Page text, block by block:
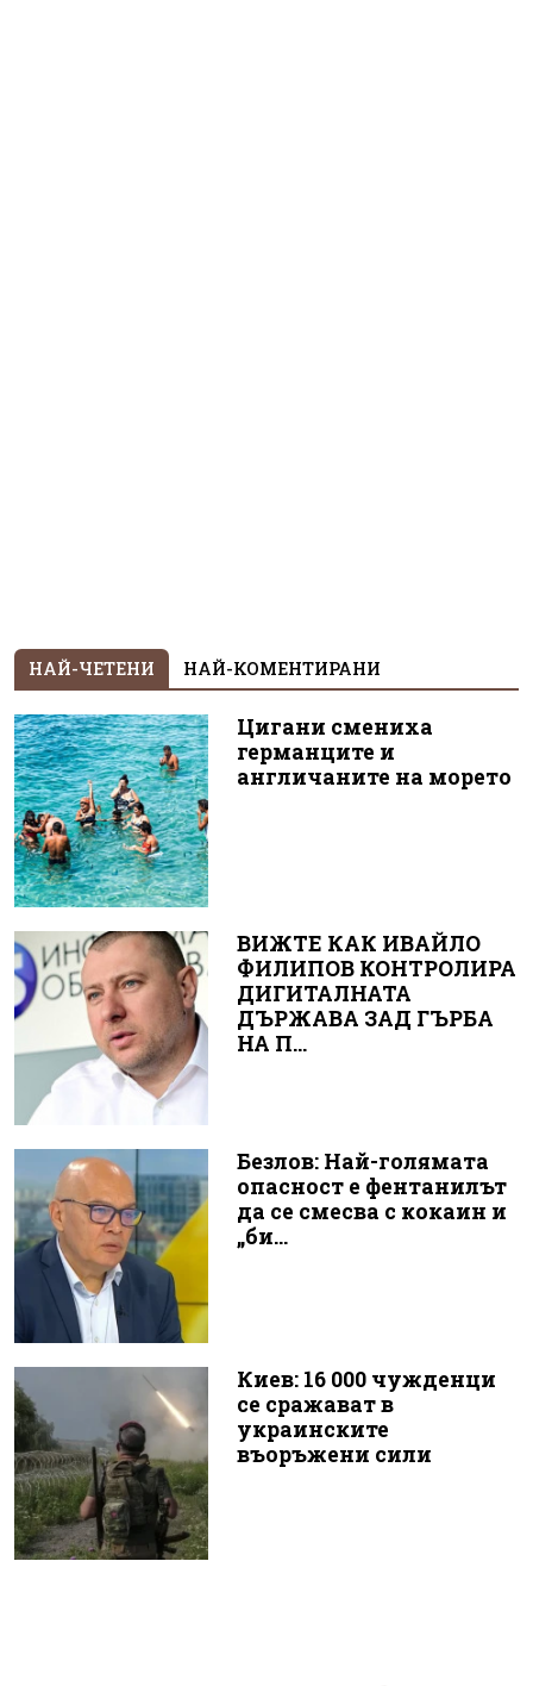
НАЙ-ЧЕТЕНИ НАЙ-КОМЕНТИРАНИ
Цигани смениха
германците и
англичаните на морето
ВИЖТЕ КАК ИВАЙЛО
ФИЛИПОВ КОНТРОЛИРА
ДИГИТАЛНАТА
ДЪРЖАВА ЗАД ГЪРБА
НА П...
Безлов: Най-голямата
опасност е фентанилът
да се смесва с кокаин и
„би...
Киев: 16 000 чужденци
се сражават в
украинските
въоръжени сили